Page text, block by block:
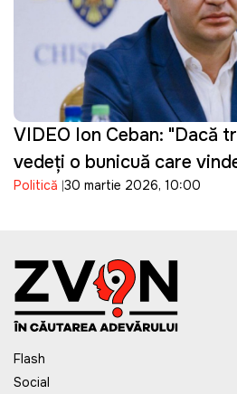
VIDEO Ion Ceban: "Dacă
vedeți o bunicuță care
cumpărați un buchet"
Politică 30 martie 2026, 10:00
Flash
Social